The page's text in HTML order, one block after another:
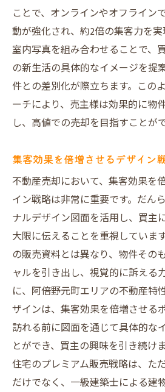
ことで、オンラインやオフライン
動が強化され、約2倍の集客力を
室内写真を組み合わせることで、
の新生活の具体的なイメージを提
件との差別化が際立ちます。この
ーチにより、売主様は効果的に物
し、高値での売却を目指すことが
集客効果を倍増させるデザイン
不動産売却において、集客効果を
イン戦略は非常に重要です。だん
ナルデザイン図面を活用し、買主
大限に伝えることを重視していま
の販売資料とは異なり、物件その
ャルを引き出し、視覚的に訴える
に、阿倍野元町エリアの不動産特
ザインは、集客効果を倍増させる
訪れる前に図面を通じて具体的な
とができ、買主の興味を引き続け
住宅のプレミアム販売戦略は、た
だけでなく、一級建築士による建